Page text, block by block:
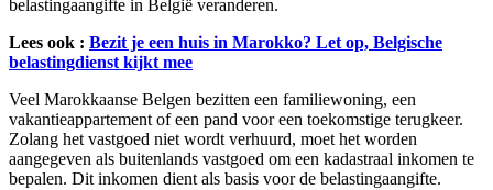
belastingaangifte in België veranderen.
Lees ook : Bezit je een huis in Marokko? Let op, Belgische
belastingdienst kijkt mee
Veel Marokkaanse Belgen bezitten een familiewoning, een
vakantieappartement of een pand voor een toekomstige terugkeer.
Zolang het vastgoed niet wordt verhuurd, moet het worden
aangegeven als buitenlands vastgoed om een kadastraal inkomen te
bepalen. Dit inkomen dient als basis voor de belastingaangifte.